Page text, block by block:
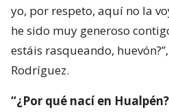
yo, por respeto, aquí no la
he sido muy generoso
estáis rasqueando,
Rodríguez.
“¿Por qué nací en